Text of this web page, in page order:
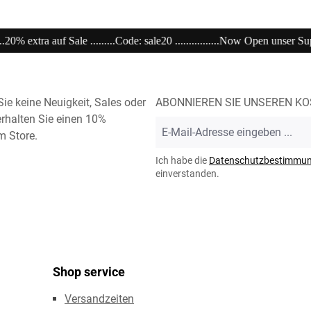
................Now Open unser Super---Sale...im
keine Neuigkeit, Sales oder
Sie einen 10%
Store.
ABONNIEREN SIE UNSEREN
Mail-
*
Ich habe die
einverstanden.
Shop service
Versandzeiten